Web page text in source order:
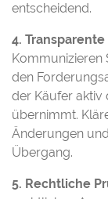
entscheidend.
4.
Kommunizieren
den
der Käufer aktiv
übernimmt.
Änderungen
Übergang.
5. Rechtliche